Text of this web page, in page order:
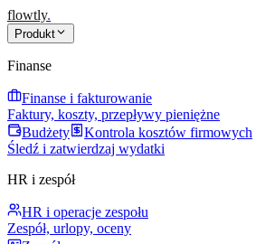
flowtly.
Produkt
Finanse
Finanse i fakturowanie
Faktury, koszty, przepływy pieniężne
Budżety
Kontrola kosztów firmowych
Śledź i zatwierdzaj wydatki
HR i zespół
HR i operacje zespołu
Zespół, urlopy, oceny